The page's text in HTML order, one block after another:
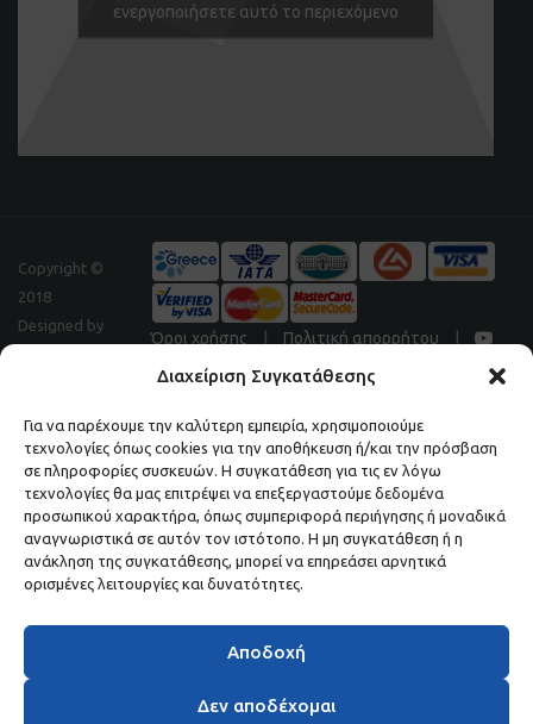
Διαχείριση Συγκατάθεσης
Για να παρέχουμε την καλύτερη εμπειρία, χρησιμοποιούμε
τεχνολογίες όπως cookies για την αποθήκευση ή/και την πρόσβαση
σε πληροφορίες συσκευών. Η συγκατάθεση για τις εν λόγω
τεχνολογίες θα μας επιτρέψει να επεξεργαστούμε δεδομένα
προσωπικού χαρακτήρα, όπως συμπεριφορά περιήγησης ή μοναδικά
αναγνωριστικά σε αυτόν τον ιστότοπο. Η μη συγκατάθεση ή η
ανάκληση της συγκατάθεσης, μπορεί να επηρεάσει αρνητικά
ορισμένες λειτουργίες και δυνατότητες.
Αποδοχή
Δεν αποδέχομαι
ενεργοποιήσετε αυτό το περιεχόμενο
Copyright ©
2018
Designed by
Όροι χρήσης Πολιτική απορρήτου
Μάθετε πρώτοι τα νέα και τις προσφορές μας.
ΕΓΓΡΑΦΕΙΤΕ ΣΤΟ NEWSLETTER ΜΑΣ.